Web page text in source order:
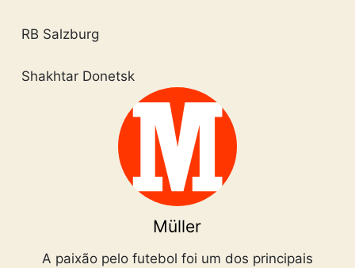
RB Salzburg
Shakhtar Donetsk
Müller
A paixão pelo futebol foi um dos principais